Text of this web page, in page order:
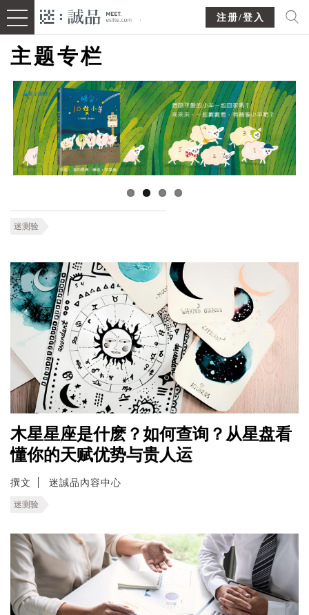
注册/登入
主题专栏
迷测验
木星星座是什麽？如何查询？从星盘看
懂你的天赋优势与贵人运
撰文 迷誠品內容中心
迷测验